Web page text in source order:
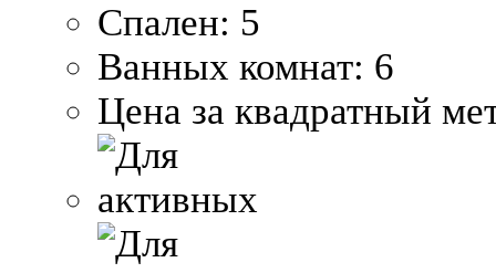
Спален: 5
Ванных комнат: 6
Цена за квадратный